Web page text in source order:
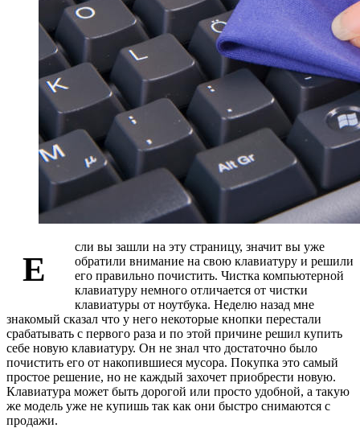
Е
сли вы зашли на эту страницу, значит вы уже
обратили внимание на свою клавиатуру и решили
его правильно почистить. Чистка компьютерной
клавиатуру немного отличается от чистки
клавиатуры от ноутбука. Неделю назад мне
знакомый сказал что у него некоторые кнопки перестали
срабатывать с первого раза и по этой причине решил купить
себе новую клавиатуру. Он не знал что достаточно было
почистить его от накопившиеся мусора. Покупка это самый
простое решение, но не каждый захочет приобрести новую.
Клавиатура может быть дорогой или просто удобной, а такую
же модель уже не купишь так как они быстро снимаются с
продажи.